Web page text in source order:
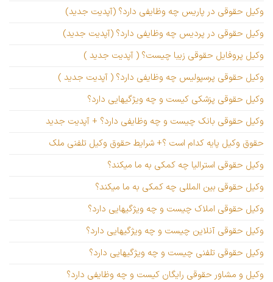
وکیل حقوقی در پاریس چه وظایفی دارد؟ (آپدیت جدید)
وکیل حقوقی در پردیس چه وظایفی دارد؟ (آپدیت جدید)
وکیل پروفایل حقوقی زیبا چیست؟ ( آپدیت جدید )
وکیل حقوقی پرسپولیس چه وظایفی دارد؟ ( آپدیت جدید )
وکیل حقوقی پزشکی کیست و چه ویژگیهایی دارد؟
وکیل حقوقی بانک چیست و چه وظایفی دارد؟ + آپدیت جدید
حقوق وکیل پایه کدام است ؟+ شرایط حقوق وکیل تلفنی ملک
وکیل حقوقی استرالیا چه کمکی به ما میکند؟
وکیل حقوقی بین المللی چه کمکی به ما میکند؟
وکیل حقوقی املاک چیست و چه ویژگیهایی دارد؟
وکیل حقوقی آنلاین چیست و چه ویژگیهایی دارد؟
وکیل حقوقی تلفنی چیست و چه ویژگیهایی دارد؟
وکیل و مشاور حقوقی رایگان کیست و چه وظایفی دارد؟